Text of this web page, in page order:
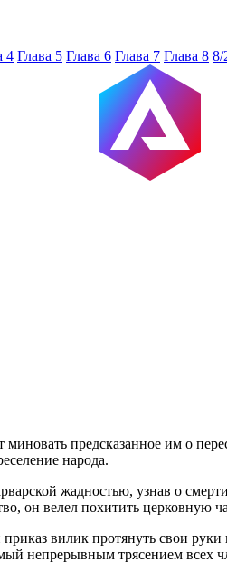
4 Глава 5 Глава 6 Глава 7 Глава 8 8/
предсказанное им о
народа.
жадностью, узнав о
он велел похитить церковную
вилик протянуть свои
непрерывным трясением всех